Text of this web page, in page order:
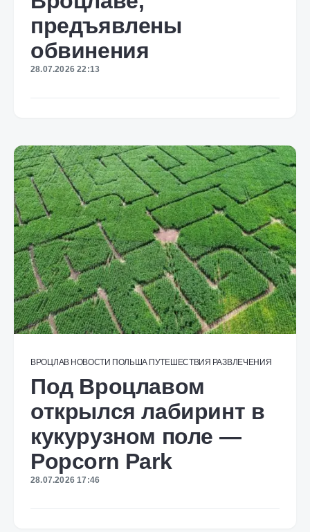
предъявлены
обвинения
28.07.2026 22:13
ВРОЦЛАВ НОВОСТИ ПОЛЬША ПУТЕШЕСТВИЯ РАЗВЛЕЧЕНИЯ
Под Вроцлавом
открылся лабиринт в
кукурузном поле —
Popcorn Park
28.07.2026 17:46